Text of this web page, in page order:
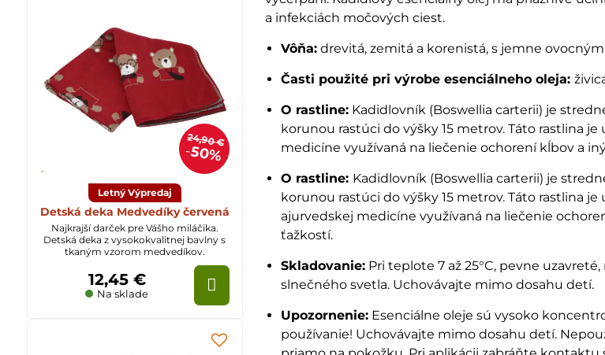
a infekciách močových ciest.
Vôňa: drevitá, zemitá a korenistá, s jemne
Časti použité pri výrobe esenciálneho oleja:
O rastline: Kadidlovník (Boswellia carterii) je
korunou rastúci do výšky 15 metrov. Táto rastlina je
medicíne využívaná na liečenie ochorení kĺbov a
O rastline: Kadidlovník (Boswellia carterii) je
korunou rastúci do výšky 15 metrov. Táto rastlina je
ajurvedskej medicíne využívaná na liečenie
ťažkostí.
Skladovanie: Pri teplote 7 až 25°C, pevne
slnečného svetla. Uchovávajte mimo dosahu detí.
Upozornenie: Esenciálne oleje sú vysoko
používanie! Uchovávajte mimo dosahu detí.
24,90 €
50%
Letný Výpredaj
Detská deka Medvedíky červená
Najkrajší darček pre Vášho miláčika.
Detská deka z vysokokvalitnej bavlny s
tkaným vzorom medvedíkov.
Na sklade
12,45 €